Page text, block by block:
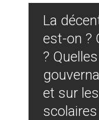
La
est-on ?
?
et sur
scolaires